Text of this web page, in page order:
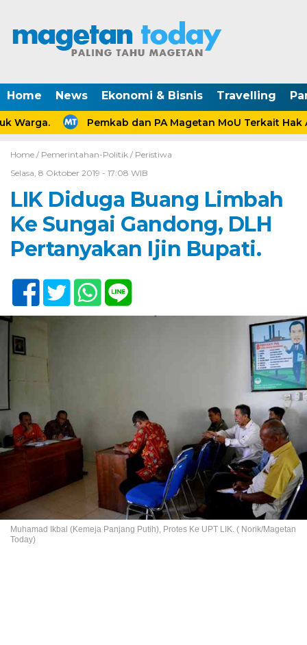
Home News Ekonomi & Bisnis Travelling
Warga. Pemkab dan PA Magetan MoU Terkait Hak
Home / Pemerintahan-Politik / Peristiwa
Selasa, 8 Oktober 2019 - 17:08 WIB
LIK Diduga Buang Limbah
Ke Sungai Gandong, DLH
Pertanyakan Ijin Bupati.
Muhamad Ikbal (Kemeja Panjang Putih), Protes Ke UPT LIK. ( Norik/Magetan
Today)